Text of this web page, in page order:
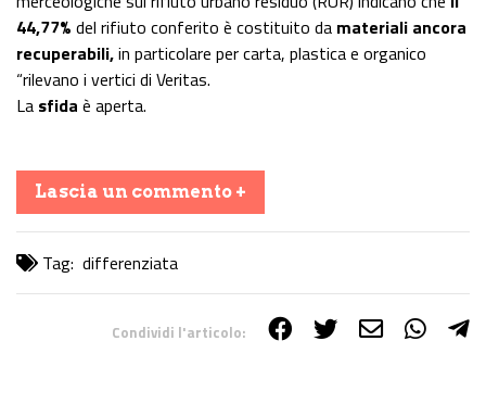
44,77% del rifiuto conferito è costituito da materiali ancora
recuperabili,in particolare per carta, plastica e organico
“rilevano i vertici di Veritas.
La sfida è aperta.
Lascia un commento +
Tag: differenziata
Condividi l'articolo: